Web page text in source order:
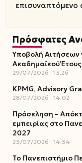
επισυναπτόμενο
Πρόσφατες
Υποβολή Αιτήσεων
Ακαδημαϊκού
29/07/2026 13:26
KPMG, Advisory
28/07/2026 14:02
Πρόσκληση –
εμπειρίας στο
2027
23/07/2026 14:34
Το Πανεπιστήμιο